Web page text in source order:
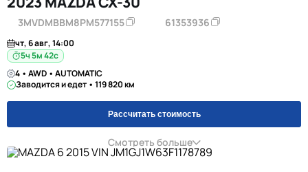
3MVDMBBM8PM577155 61353936
чт, 6 авг, 14:00
5ч 5м 42с
4 • AWD • AUTOMATIC
Заводится и едет • 119 820 км
Рассчитать стоимость
Смотреть больше